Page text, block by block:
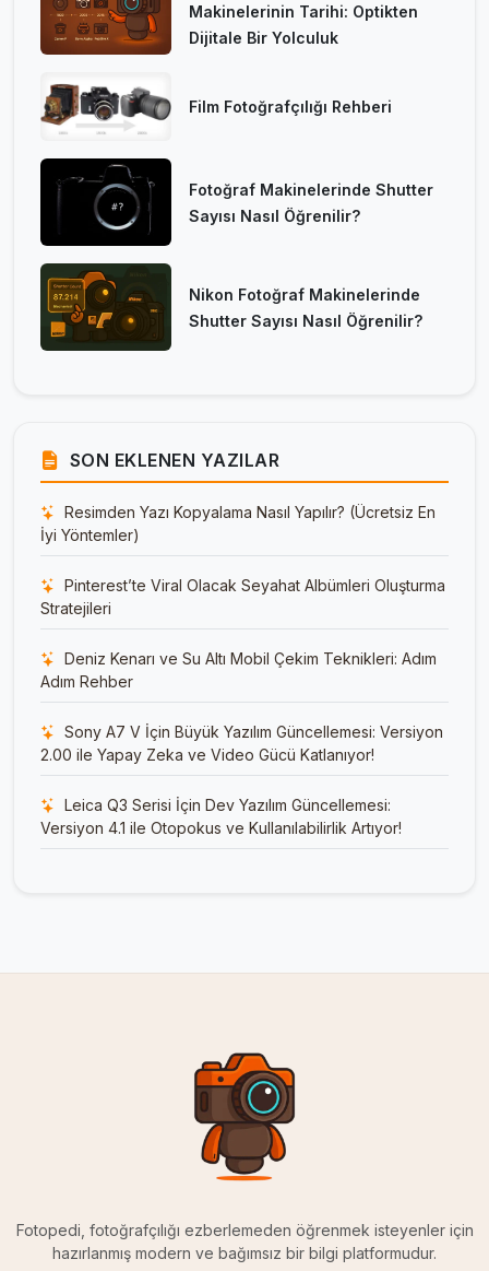
Makinelerinin Tarihi: Optikten
Dijitale Bir Yolculuk
Film Fotoğrafçılığı Rehberi
Fotoğraf Makinelerinde Shutter
Sayısı Nasıl Öğrenilir?
Nikon Fotoğraf Makinelerinde
Shutter Sayısı Nasıl Öğrenilir?
SON EKLENEN YAZILAR
Resimden Yazı Kopyalama Nasıl Yapılır? (Ücretsiz En
İyi Yöntemler)
Pinterest’te Viral Olacak Seyahat Albümleri Oluşturma
Stratejileri
Deniz Kenarı ve Su Altı Mobil Çekim Teknikleri: Adım
Adım Rehber
Sony A7 V İçin Büyük Yazılım Güncellemesi: Versiyon
2.00 ile Yapay Zeka ve Video Gücü Katlanıyor!
Leica Q3 Serisi İçin Dev Yazılım Güncellemesi:
Versiyon 4.1 ile Otopokus ve Kullanılabilirlik Artıyor!
Fotopedi, fotoğrafçılığı ezberlemeden öğrenmek isteyenler için
hazırlanmış modern ve bağımsız bir bilgi platformudur.